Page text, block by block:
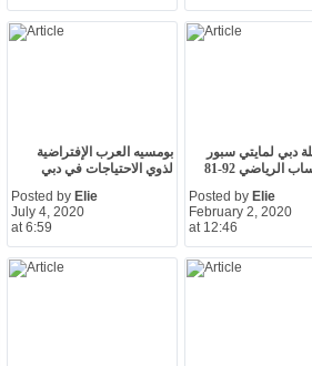
بومسيه العرب الإفتراضية
لذوي الاحتياجات في دبي
Posted by Elie
July 4, 2020
at 6:59
دبي لمايتي سبور
الرياضي 92-81
Posted by Elie
February 2, 2020
at 12:46